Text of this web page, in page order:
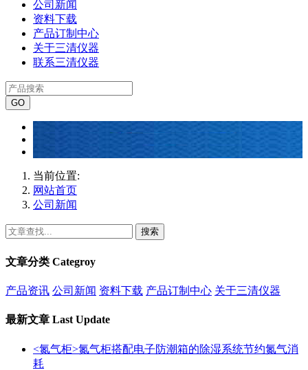
公司新闻
资料下载
产品订制中心
关于三清仪器
联系三清仪器
当前位置:
网站首页
公司新闻
搜索
文章分类 Categroy
产品资讯 公司新闻 资料下载 产品订制中心 关于三清仪器
最新文章 Last Update
<氮气柜>氮气柜搭配电子防潮箱的除湿系统节约氮气消
耗